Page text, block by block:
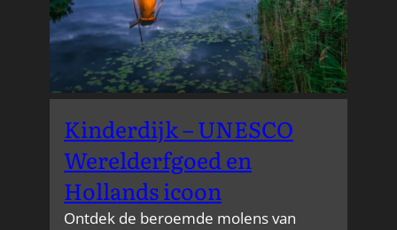
Kinderdijk – UNESCO
Werelderfgoed en
Hollands icoon
Ontdek de beroemde molens van